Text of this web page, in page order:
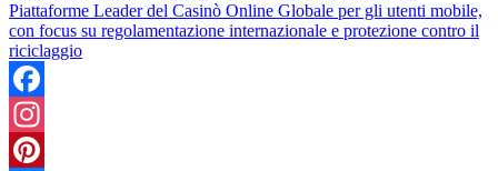
Piattaforme Leader del Casinò Online Globale per gli utenti mobile,
con focus su regolamentazione internazionale e protezione contro il
riciclaggio
Facebook
Instagram